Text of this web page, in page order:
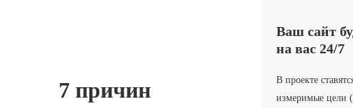
7 причин
Ваш сайт
на вас 24/7
В проекте
измеримые цели